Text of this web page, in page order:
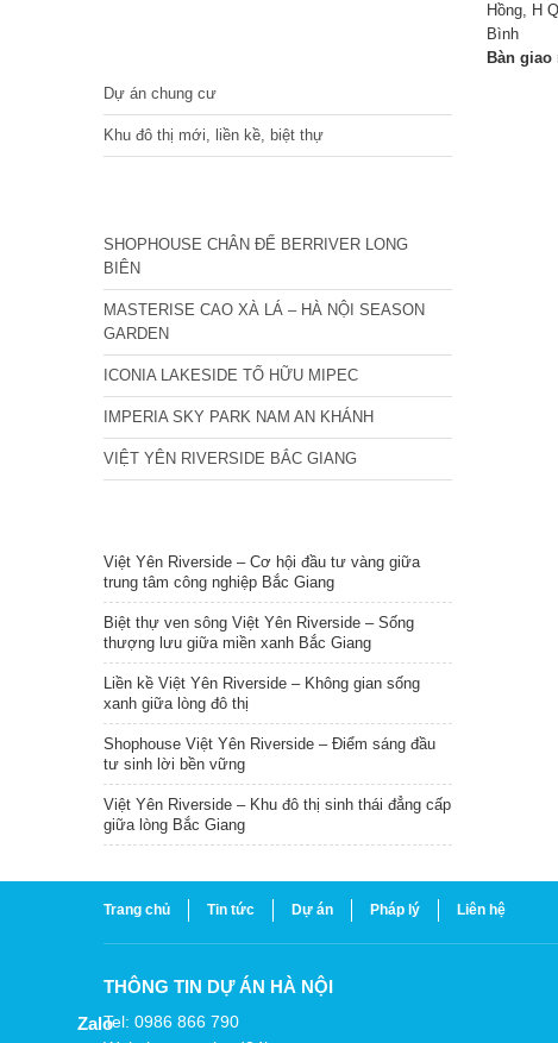
Hồng, H
Bình
Bàn giao
Dự án chung cư
Khu đô thị mới, liền kề, biệt thự
SHOPHOUSE CHÂN ĐẾ BERRIVER LONG
BIÊN
MASTERISE CAO XÀ LÁ – HÀ NỘI SEASON
GARDEN
ICONIA LAKESIDE TỐ HỮU MIPEC
IMPERIA SKY PARK NAM AN KHÁNH
VIỆT YÊN RIVERSIDE BẮC GIANG
Việt Yên Riverside – Cơ hội đầu tư vàng giữa
trung tâm công nghiệp Bắc Giang
Biệt thự ven sông Việt Yên Riverside – Sống
thượng lưu giữa miền xanh Bắc Giang
Liền kề Việt Yên Riverside – Không gian sống
xanh giữa lòng đô thị
Shophouse Việt Yên Riverside – Điểm sáng đầu
tư sinh lời bền vững
Việt Yên Riverside – Khu đô thị sinh thái đẳng cấp
giữa lòng Bắc Giang
Trang chủ Tin tức Dự án Pháp lý Liên hệ
THÔNG TIN DỰ ÁN HÀ NỘI
Tel: 0986 866 790
Zalo